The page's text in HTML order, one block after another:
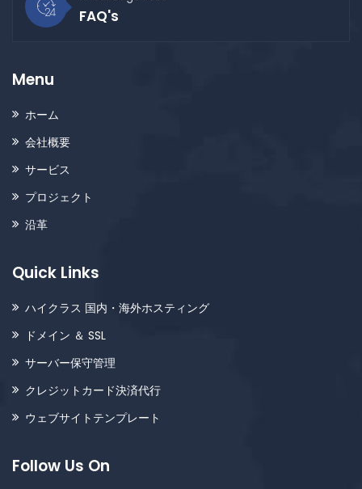
FAQ's
Menu
ホーム
会社概要
サービス
プロジェクト
沿革
Quick Links
ハイクラス 国内・海外ホスティング
ドメイン ＆ SSL
サーバー保守管理
クレジットカード決済代行
ウェブサイトテンプレート
Follow Us On